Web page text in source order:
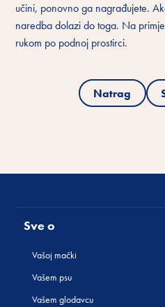
učini, ponovno ga nagrađujete.
naredba dolazi do toga. Na
rukom po podnoj prostirci.
Natrag
Sve o
Vašoj mački
Vašem psu
Vašem glodavcu